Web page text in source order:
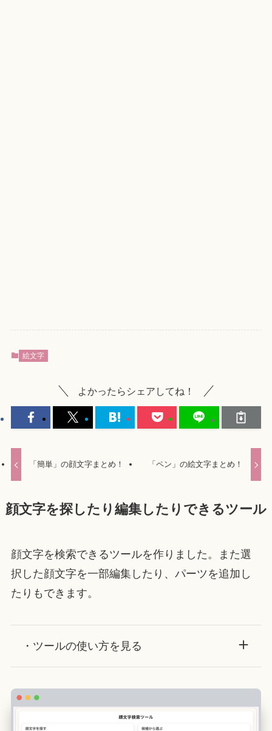
絵文字
よかったらシェアしてね！
「簡単」の顔文字まとめ！ 「ペン」の絵文字まとめ！
顔文字を探したり編集したりできるツール
顔文字を検索できるツールを作りました。また選
択した顔文字を一部編集したり、パーツを追加し
たりもできます。
・ツールの使い方を見る